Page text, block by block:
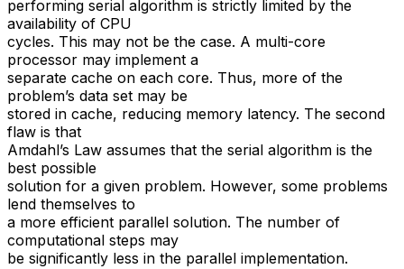
performing serial algorithm is strictly limited by the
availability of CPU
cycles. This may not be the case. A multi-core
processor may implement a
separate cache on each core. Thus, more of the
problem’s data set may be
stored in cache, reducing memory latency. The second
flaw is that
Amdahl’s Law assumes that the serial algorithm is the
best possible
solution for a given problem. However, some problems
lend themselves to
a more efficient parallel solution. The number of
computational steps may
be significantly less in the parallel implementation.